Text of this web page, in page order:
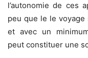
l’autonomie de ces
peu que le le voyage
et avec un
peut constituer une